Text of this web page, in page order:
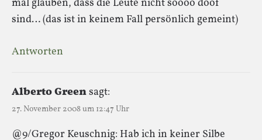
mal glauben, dass die Leute nicht soooo doof
sind… (das ist in keinem Fall persönlich gemeint)
Antworten
Alberto Greensagt:
27. November 2008 um 12:47 Uhr
@9/Gregor Keuschnig: Hab ich in keiner Silbe